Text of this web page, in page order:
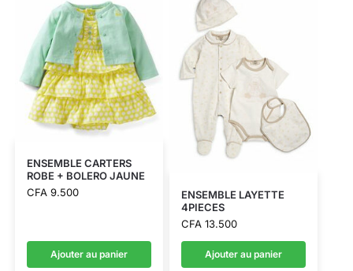
ENSEMBLE CARTERS
ROBE + BOLERO JAUNE
CFA9.500
Ajouter au panier
ENSEMBLE LAYETTE
4PIECES
CFA13.500
Ajouter au panier